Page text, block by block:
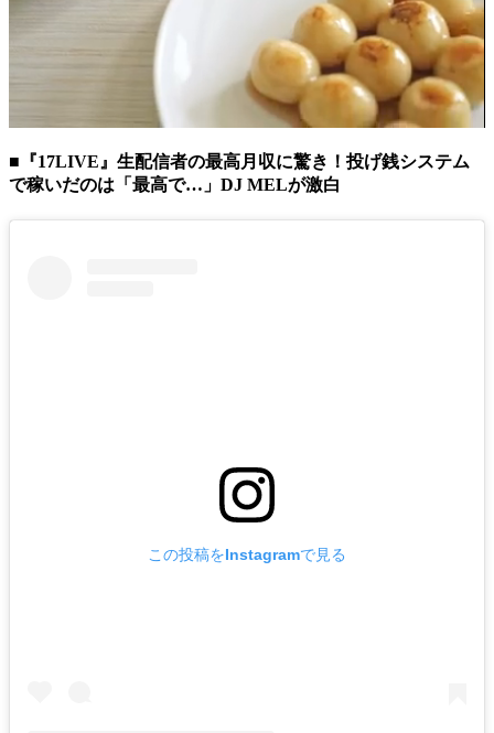
■『17LIVE』生配信者の最高月収に驚き！投げ銭システム
で稼いだのは「最高で…」DJ MELが激白
この投稿をInstagramで見る